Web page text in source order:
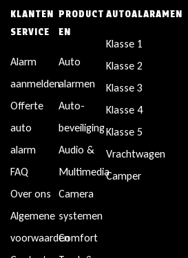
KLANTEN
SERVICE
Alarm
aanmelden
Offerte
auto
alarm
FAQ
Over ons
Algemene
voorwaarden
PRODUCT
EN
Auto
alarmen
Auto-
beveiliging
Audio &
Multimedia
Camera
systemen
Comfort
AUTOALARAMEN
Klasse 1
Klasse 2
Klasse 3
Klasse 4
Klasse 5
Vrachtwagen
Camper